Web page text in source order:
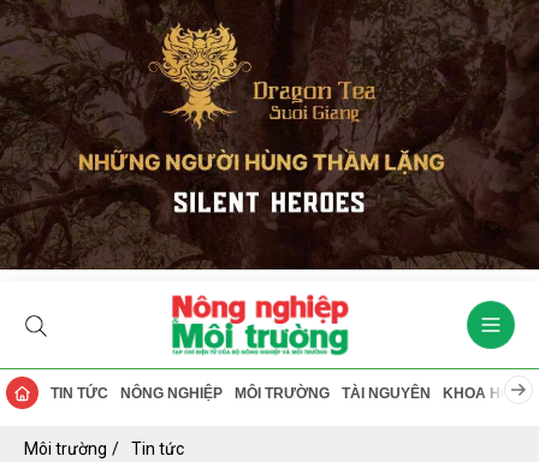
TIN TỨC NÔNG NGHIỆP MÔI TRƯỜNG TÀI NGUYÊN KHOA HỌC
Môi trường Tin tức